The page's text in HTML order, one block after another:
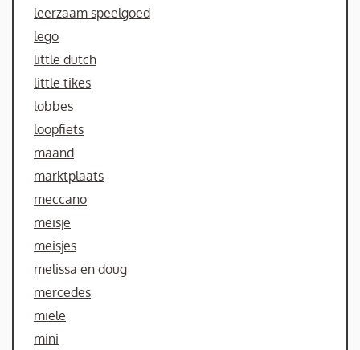
leerzaam speelgoed
lego
little dutch
little tikes
lobbes
loopfiets
maand
marktplaats
meccano
meisje
meisjes
melissa en doug
mercedes
miele
mini